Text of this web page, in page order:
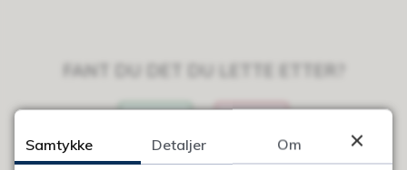
FANT DU DET DU LETTE ETTER?
Samtykke Detaljer Om